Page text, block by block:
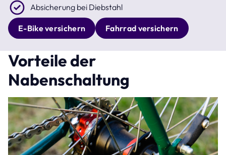
Absicherung bei Diebstahl
E-Bike versichern Fahrrad versichern
Vorteile der
Nabenschaltung